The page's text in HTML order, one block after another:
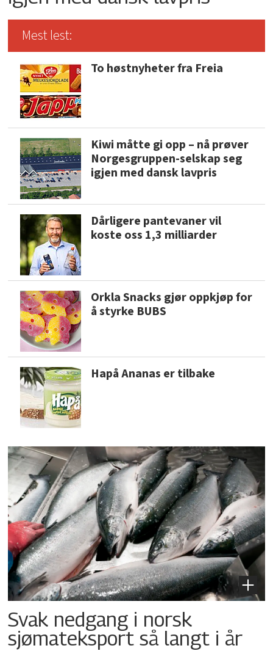
Mest lest:
To høstnyheter fra Freia
Kiwi måtte gi opp – nå prøver
Norgesgruppen-selskap seg
igjen med dansk lavpris
Dårligere pantevaner vil
koste oss 1,3 milliarder
Orkla Snacks gjør oppkjøp for
å styrke BUBS
Hapå Ananas er tilbake
Svak nedgang i norsk
sjømateksport så langt i år